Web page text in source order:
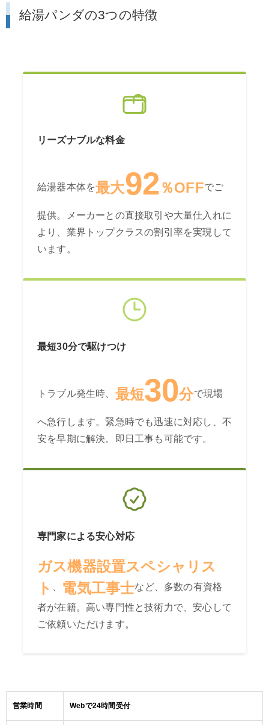
給湯パンダの3つの特徴
リーズナブルな料金
給湯器本体を最大92％OFFでご
提供。メーカーとの直接取引や大量仕入れに
より、業界トップクラスの割引率を実現して
います。
最短30分で駆けつけ
トラブル発生時、 最短30分で現場
へ急行します。緊急時でも迅速に対応し、不
安を早期に解決。即日工事も可能です。
専門家による安心対応
ガス機器設置スペシャリス
ト
電気工事士など、多数の有資格
者が在籍。高い専門性と技術力で、安心して
ご依頼いただけます。
営業時間 Webで24時間受付